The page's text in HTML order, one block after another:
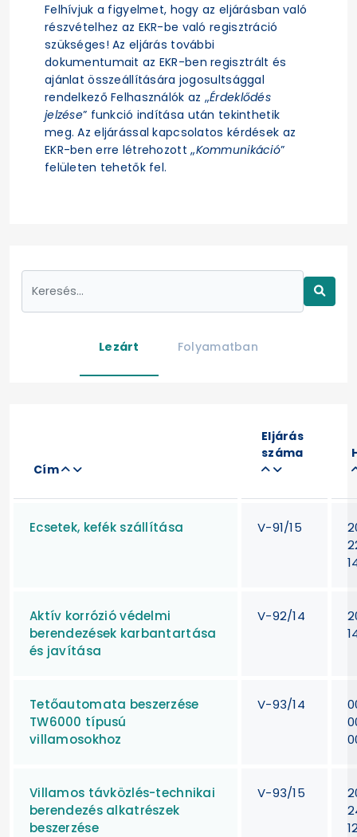
Felhívjuk a figyelmet, hogy az eljárásban való
részvételhez az EKR-be való regisztráció
szükséges! Az eljárás további
dokumentumait az EKR-ben regisztrált és
ajánlat összeállítására jogosultsággal
rendelkező Felhasználók az „Érdeklődés
jelzése” funkció indítása után tekinthetik
meg. Az eljárással kapcsolatos kérdések az
EKR-ben erre létrehozott „Kommunikáció”
felületen tehetők fel.
Lezárt Folyamatban
Cím
Eljárás
száma
Ecsetek, kefék szállítása V-91/15
Aktív korrózió védelmi
berendezések karbantartása
és javítása
V-92/14
Tetőautomata beszerzése
TW6000 típusú
villamosokhoz
V-93/14
Villamos távközlés-technikai
berendezés alkatrészek
beszerzése
V-93/15